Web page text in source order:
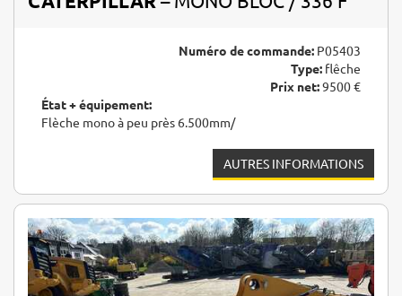
Numéro de commande: P05403
Type: flêche
Prix net:9500 €
État + équipement:
Flèche mono à peu près 6.500mm/
AUTRES INFORMATIONS